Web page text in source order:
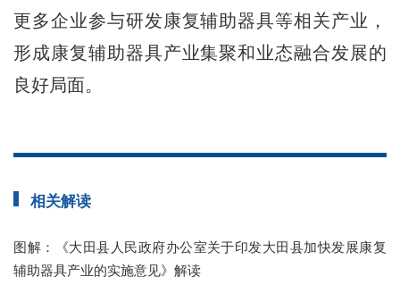
更多企业参与研发康复辅助器具等相关产业，
形成康复辅助器具产业集聚和业态融合发展的
良好局面。
相关解读
图解：《大田县人民政府办公室关于印发大田县加快发展康复
辅助器具产业的实施意见》解读